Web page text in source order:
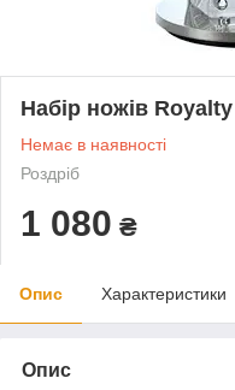
Набір ножів
Немає в наявності
Роздріб
1 080 ₴
Опис Характеристики
Опис